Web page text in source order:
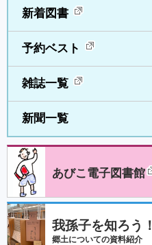
新着図書
予約ベスト
雑誌一覧
新聞一覧
あびこ電子図書館
我孫子を知ろう！
郷土についての資料紹介